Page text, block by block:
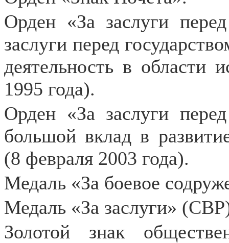
Орден «За заслуги
заслуги перед
деятельность в области
1995 года).
Орден «За заслуги
большой вклад в
(8 февраля 2003 года).
Медаль «За боевое
Медаль «За заслуги»
Золотой знак